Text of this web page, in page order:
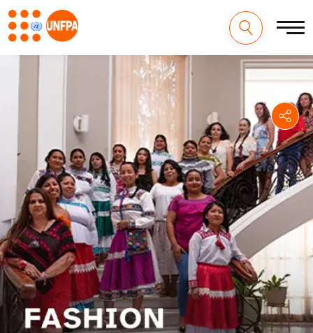
Share on Facebook Share on X